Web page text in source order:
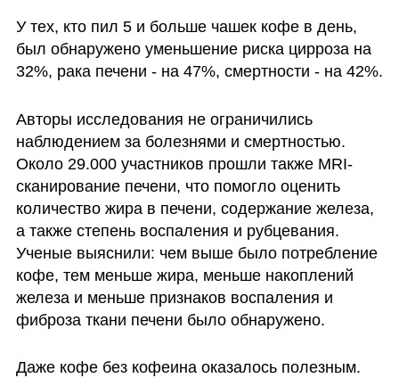
У тех, кто пил 5 и больше чашек кофе в день,
был обнаружено уменьшение риска цирроза на
32%, рака печени - на 47%, смертности - на 42%.
Авторы исследования не ограничились
наблюдением за болезнями и смертностью.
Около 29.000 участников прошли также MRI-
сканирование печени, что помогло оценить
количество жира в печени, содержание железа,
а также степень воспаления и рубцевания.
Ученые выяснили: чем выше было потребление
кофе, тем меньше жира, меньше накоплений
железа и меньше признаков воспаления и
фиброза ткани печени было обнаружено.
Даже кофе без кофеина оказалось полезным.